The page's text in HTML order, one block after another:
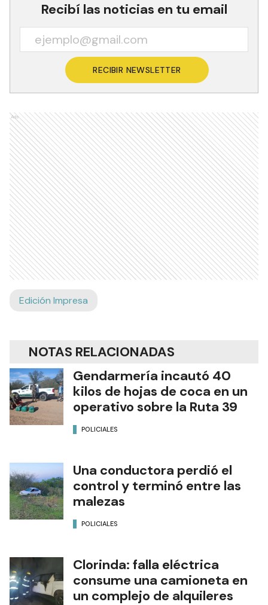
Recibí las noticias en tu email
RECIBIR NEWSLETTER
Ads
Edición Impresa
NOTAS RELACIONADAS
Gendarmería incautó 40
kilos de hojas de coca en un
operativo sobre la Ruta 39
POLICIALES
Una conductora perdió el
control y terminó entre las
malezas
POLICIALES
Clorinda: falla eléctrica
consume una camioneta en
un complejo de alquileres